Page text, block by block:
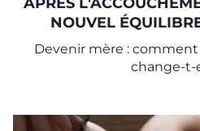
NOUVEL
Devenir mère :
change-t-